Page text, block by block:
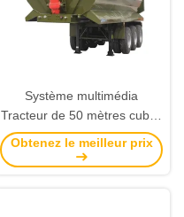
Système multimédia
Tracteur de 50 mètres cubes
hydraulique pour le Kenya et
le Congo
Obtenez le meilleur prix